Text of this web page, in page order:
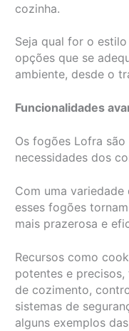
cozinha.
Seja qual for o
opções que se
ambiente, desde o
Funcionalidades
Os fogões Lofra
necessidades dos
Com uma
esses fogões
mais prazerosa e
Recursos como
potentes e
de cozimento,
sistemas de
alguns exemplos